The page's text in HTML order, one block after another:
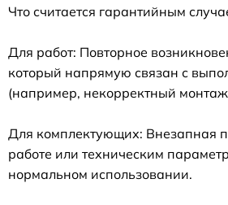
Что считается гарантийным
Для работ: Повторное
который напрямую связан с
(например, некорректный монтаж
Для комплектующих: Внезапная
работе или техническим
нормальном использовании.